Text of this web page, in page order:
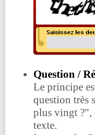
Question /
Le principe
question très
plus vingt ?",
texte.